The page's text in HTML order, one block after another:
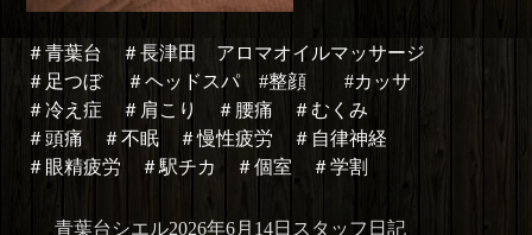
＃青葉台 ＃長津田 アロマオイルマッサージ
＃足つぼ ＃ヘッドスパ #整顔 #カッサ
＃冷え症 ＃肩こり ＃腰痛 ＃むくみ
＃頭痛 ＃不眠 ＃慢性疲労 ＃自律神経
＃眼精疲労 ＃駅チカ ＃個室 ＃学割
投
青葉台シエル投
2026年6月14日 カ
スタッフ日記